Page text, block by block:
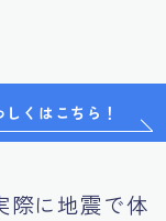
しくはこちら！
際に地震で体